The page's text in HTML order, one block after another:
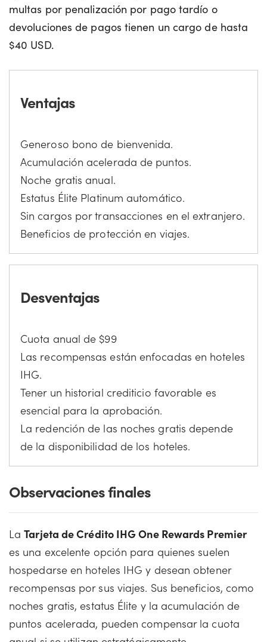
multas por penalización por pago tardío o
devoluciones de pagos tienen un cargo de hasta
$40 USD.
Ventajas
Generoso bono de bienvenida.
Acumulación acelerada de puntos.
Noche gratis anual.
Estatus Élite Platinum automático.
Sin cargos por transacciones en el extranjero.
Beneficios de protección en viajes.
Desventajas
Cuota anual de $99
Las recompensas están enfocadas en hoteles
IHG.
Tener un historial crediticio favorable es
esencial para la aprobación.
La redención de las noches gratis depende
de la disponibilidad de los hoteles.
Observaciones finales
LaTarjeta de Crédito IHG One Rewards Premier
es una excelente opción para quienes suelen
hospedarse en hoteles IHG y desean obtener
recompensas por sus viajes. Sus beneficios, como
noches gratis, estatus Élite y la acumulación de
puntos acelerada, pueden compensar la cuota